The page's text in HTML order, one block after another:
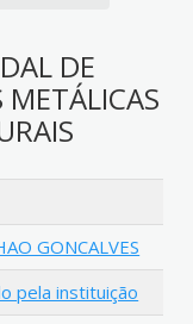
DE
METÁLICAS
GONCALVES
pela instituição